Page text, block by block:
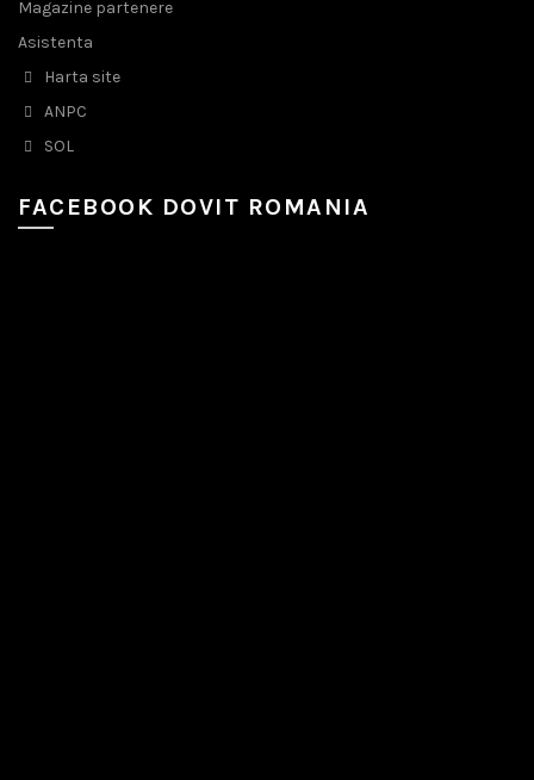
Magazine partenere
Asistenta
Harta site
ANPC
SOL
FACEBOOK DOVIT ROMANIA